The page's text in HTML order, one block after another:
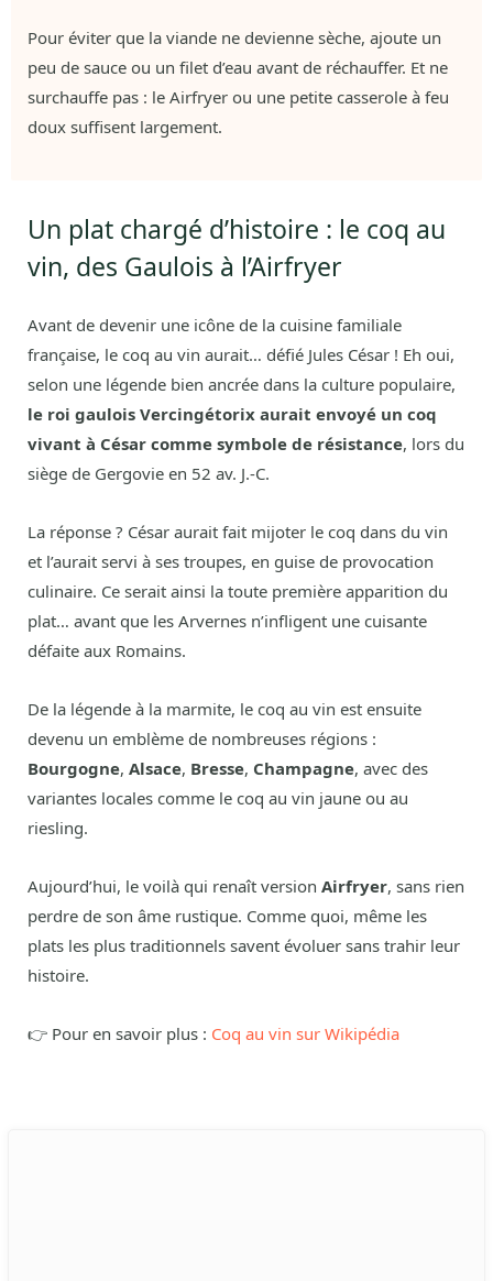
Pour éviter que la viande ne devienne sèche, ajoute un
peu de sauce ou un filet d’eau avant de réchauffer. Et ne
surchauffe pas : le Airfryer ou une petite casserole à feu
doux suffisent largement.
Un plat chargé d’histoire : le coq au
vin, des Gaulois à l’Airfryer
Avant de devenir une icône de la cuisine familiale
française, le coq au vin aurait… défié Jules César ! Eh oui,
selon une légende bien ancrée dans la culture populaire,
le roi gaulois Vercingétorix aurait envoyé un coq
vivant à César comme symbole de résistance, lors du
siège de Gergovie en 52 av. J.-C.
La réponse ? César aurait fait mijoter le coq dans du vin
et l’aurait servi à ses troupes, en guise de provocation
culinaire. Ce serait ainsi la toute première apparition du
plat… avant que les Arvernes n’infligent une cuisante
défaite aux Romains.
De la légende à la marmite, le coq au vin est ensuite
devenu un emblème de nombreuses régions :
Bourgogne, Alsace, Bresse, Champagne, avec des
variantes locales comme le coq au vin jaune ou au
riesling.
Aujourd’hui, le voilà qui renaît version Airfryer, sans rien
perdre de son âme rustique. Comme quoi, même les
plats les plus traditionnels savent évoluer sans trahir leur
histoire.
👉 Pour en savoir plus : Coq au vin sur Wikipédia